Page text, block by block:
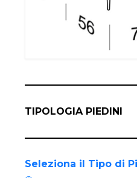
TIPOLOGIA PIEDINI
Seleziona il Tipo di